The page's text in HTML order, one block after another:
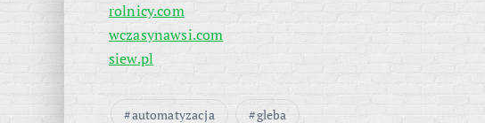
rolnicy.com
wczasynawsi.com
siew.pl
automatyzacja gleba